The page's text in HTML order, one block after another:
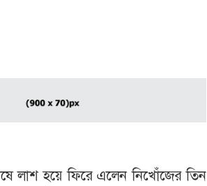
লাশ হ‌য়ে ফি‌রে এলেন নি‌খোঁ‌জের তিন